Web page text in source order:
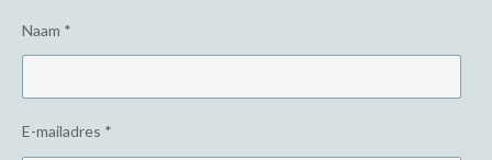
Naam *
E-mailadres *